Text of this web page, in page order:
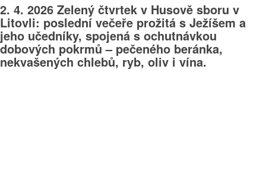
2. 4. 2026 Zelený čtvrtek v Husově sboru v
Litovli: poslední večeře prožitá s Ježíšem a
jeho učedníky, spojená s ochutnávkou
dobových pokrmů – pečeného beránka,
nekvašených chlebů, ryb, oliv i vína.